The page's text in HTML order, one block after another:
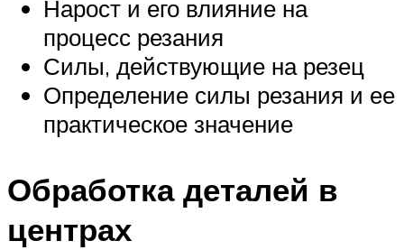
Нарост и его влияние на
процесс резания
Силы, действующие на резец
Определение силы резания и ее
практическое значение
Обработка деталей в
центрах